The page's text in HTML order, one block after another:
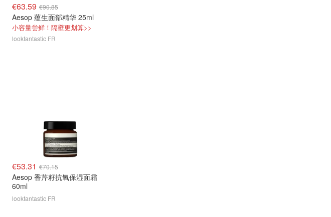
€63.59 €90.85
Aesop 蕴生面部精华 25ml
小容量尝鲜！隔壁更划算>>
lookfantastic FR
€53.31 €70.15
Aesop 香芹籽抗氧保湿面霜
60ml
lookfantastic FR